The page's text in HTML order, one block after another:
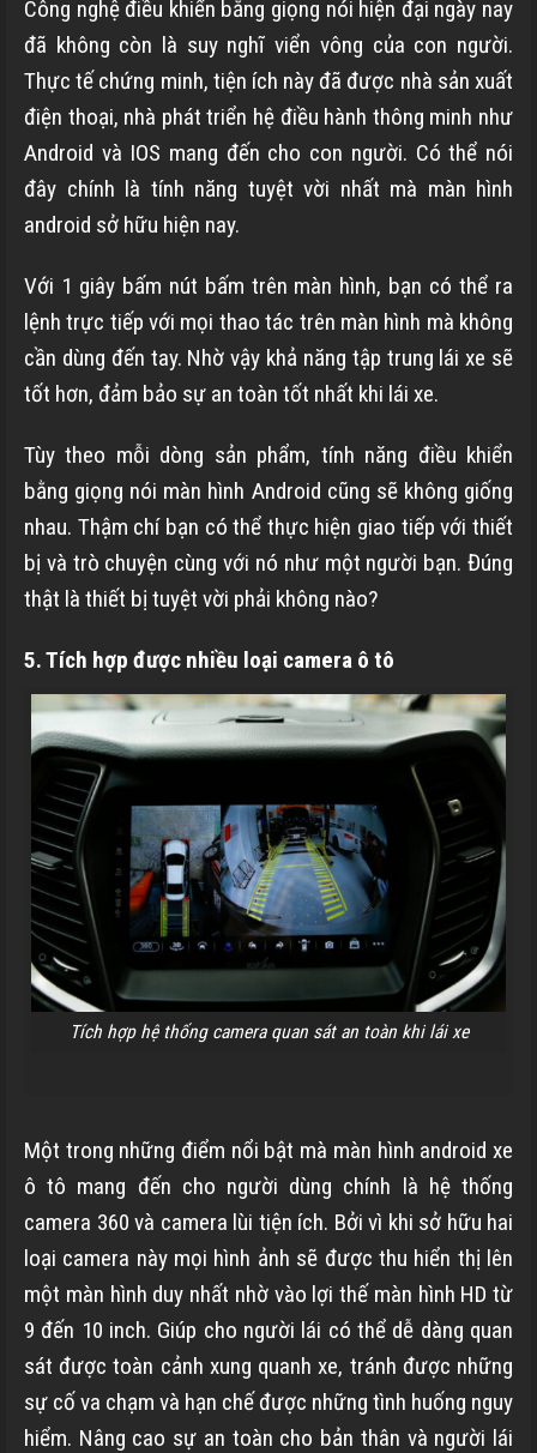
Công nghệ điều khiển bằng giọng nói hiện đại ngày nay
đã không còn là suy nghĩ viển vông của con người.
Thực tế chứng minh, tiện ích này đã được nhà sản xuất
điện thoại, nhà phát triển hệ điều hành thông minh như
Android và IOS mang đến cho con người. Có thể nói
đây chính là tính năng tuyệt vời nhất mà màn hình
android sở hữu hiện nay.
Với 1 giây bấm nút bấm trên màn hình, bạn có thể ra
lệnh trực tiếp với mọi thao tác trên màn hình mà không
cần dùng đến tay. Nhờ vậy khả năng tập trung lái xe sẽ
tốt hơn, đảm bảo sự an toàn tốt nhất khi lái xe.
Tùy theo mỗi dòng sản phẩm, tính năng điều khiển
bằng giọng nói màn hình Android cũng sẽ không giống
nhau. Thậm chí bạn có thể thực hiện giao tiếp với thiết
bị và trò chuyện cùng với nó như một người bạn. Đúng
thật là thiết bị tuyệt vời phải không nào?
5. Tích hợp được nhiều loại camera ô tô
Tích hợp hệ thống camera quan sát an toàn khi lái xe
Một trong những điểm nổi bật mà màn hình android xe
ô tô mang đến cho người dùng chính là hệ thống
camera 360 và camera lùi tiện ích. Bởi vì khi sở hữu hai
loại camera này mọi hình ảnh sẽ được thu hiển thị lên
một màn hình duy nhất nhờ vào lợi thế màn hình HD từ
9 đến 10 inch. Giúp cho người lái có thể dễ dàng quan
sát được toàn cảnh xung quanh xe, tránh được những
sự cố va chạm và hạn chế được những tình huống nguy
hiểm. Nâng cao sự an toàn cho bản thân và người lái